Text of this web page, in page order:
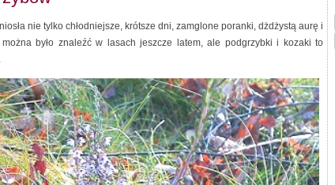
nie tylko chłodniejsze, krótsze dni, zamglone poranki, dżdżystą aurę i
było znaleźć w lasach jeszcze latem, ale podgrzybki i kozaki to